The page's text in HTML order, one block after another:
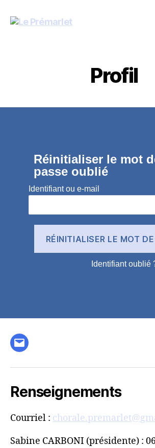
Profil
Réinitialiser le mot
passe oublié
Identifiant ou e-mail
Identifiant oublié
E-
Renseignements
Courriel :
Sabine CARBONI (présidente) :